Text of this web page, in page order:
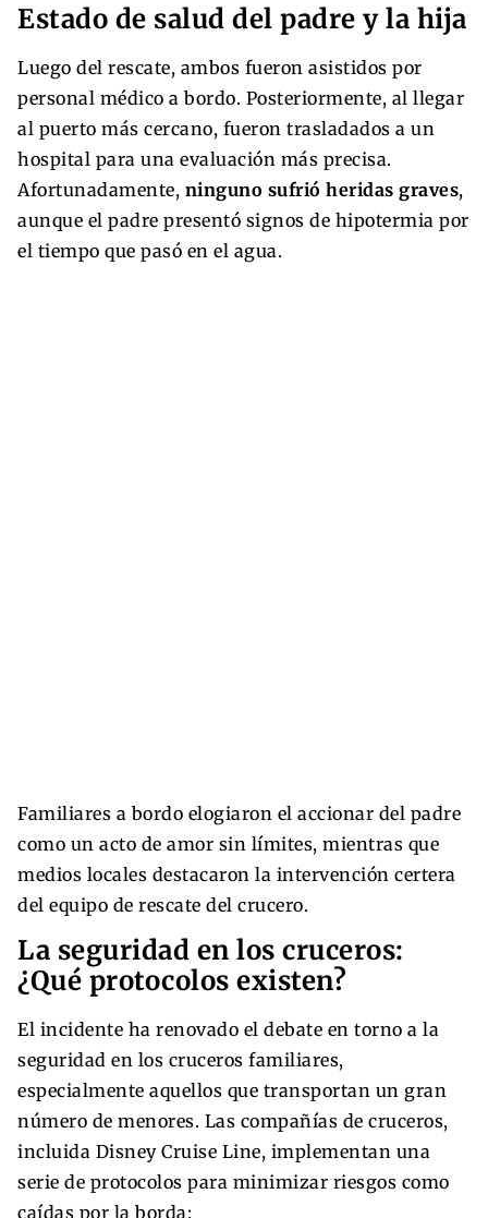
Estado de salud del padre y la hija
Luego del rescate, ambos fueron asistidos por
personal médico a bordo. Posteriormente, al llegar
al puerto más cercano, fueron trasladados a un
hospital para una evaluación más precisa.
Afortunadamente, ninguno sufrió heridas graves,
aunque el padre presentó signos de hipotermia por
el tiempo que pasó en el agua.
Familiares a bordo elogiaron el accionar del padre
como un acto de amor sin límites, mientras que
medios locales destacaron la intervención certera
del equipo de rescate del crucero.
La seguridad en los cruceros:
¿Qué protocolos existen?
El incidente ha renovado el debate en torno a la
seguridad en los cruceros familiares,
especialmente aquellos que transportan un gran
número de menores. Las compañías de cruceros,
incluida Disney Cruise Line, implementan una
serie de protocolos para minimizar riesgos como
caídas por la borda: